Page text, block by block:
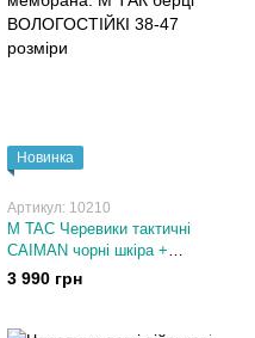
Новинка
Артикул: 10210
M TAC Черевики тактичні
CAIMAN чорні шкіра +
мембрана. М ТАК берці
ВОЛОГОСТІЙКІ 38-47 розміри
3 990 грн